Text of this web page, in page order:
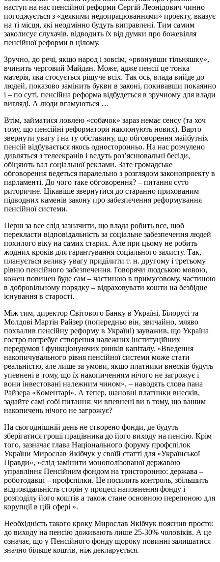
наступ на нас пенсійної реформи Сергій Леонідович чинно
погоджується з «деякими недопрацюваннями» проекту, вказує
на ті місця, які неодмінно будуть виправлені. Тим самим
заколисує слухачів, відводить їх від думки про божевілля
пенсійної реформи в цілому.
Зручно, до речі, якщо народ і зовсім, «рвонувши тільняшку»,
вчинить черговий Майдан. Може, адже пенсії це тонка
матерія, яка стосується рішуче всіх. Так ось, влада вийде до
людей, показово замінить букви в законі, покивавши покаянно
і – по суті, пенсійна реформа відбудеться в зручному для влади
вигляді. А люди вгамуються …
Втім, займатися ловлею «собачок» зараз немає сенсу (та хоч
тому, що пенсійні реформатори наклонують нових). Варто
звернути увагу і на ту обставину, що обговорення майбутніх
пенсій відбувається якось односторонньо. На нас розчулено
дивляться з телеекранів і ведуть роз’яснювальні бесіди,
обіцяють вал соціальної реклами. Зате громадське
обговорення ведеться паралельно з розглядом законопроекту в
парламенті. До чого таке обговорення? – питання суто
риторичне. Цікавіше звернутися до старанно прихованим
підводних каменів закону про забезпечення реформування
пенсійної системи.
Перш за все слід зазначити, що влада робить все, щоб
перекласти відповідальність за соціальне забезпечення людей
похилого віку на самих старих. Але при цьому не робить
жодних кроків для гарантування соціального захисту. Так,
планується велику увагу приділити т. н. другому і третьому
рівню пенсійного забезпечення. Говорячи людською мовою,
кожен повинен буде сам – частиною в примусовому, частиною
в добровільному порядку – відраховувати кошти на безбідне
існування в старості.
Між тим, директор Світового Банку в Україні, Білорусі та
Молдові Мартін Райзер (попередньо він, звичайно, мляво
похвалив пенсійну реформу в Україні) зауважив, що Україна
гостро потребує створення належних інституційних
передумов і функціонуючих ринків капіталу. «Введення
накопичувального рівня пенсійної системи може стати
реальністю, але лише за умови, якщо платники внесків будуть
упевнені в тому, що їх накопиченням нічого не загрожує і
вони інвестовані належним чином», – наводять слова пана
Райзера «Коментарі». А тепер, шановні платники внесків,
задайте самі собі питання: чи впевнені ви в тому, що вашим
накопичень нічого не загрожує?
На сьогоднішній день не створено фонди, де будуть
зберігатися гроші працівника до його виходу на пенсію. Крім
того, зазначає глава Національного форуму профспілок
України Мирослав Якібчук у своїй статті для «Української
Правди», «слід замінити монополізованої державою
управління Пенсійним фондом на тристоронню: держава –
роботодавці – профспілки. Це посилить контроль, збільшить
відповідальність сторін у процесі наповнення фонду і
розподілу його коштів а також стане основною перепоною для
корупції в цій сфері ».
Необхідність такого кроку Мирослав Якібчук пояснив просто:
до виходу на пенсію доживають лише 25-30% чоловіків. А це
означає, що у Пенсійного фонду щороку повинні залишатися
значно більше коштів, ніж декларується.